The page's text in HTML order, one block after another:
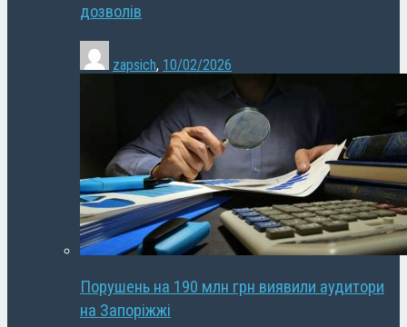
дозволів
zapsich, 10/02/2026
Порушень на 190 млн грн виявили аудитори
на Запоріжжі